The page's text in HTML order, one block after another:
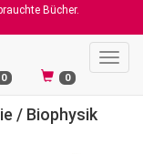
Bücher.
0 0
/ Biophysik